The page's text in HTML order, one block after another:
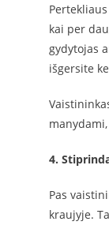
kai per
gydytojas
išgersite
4.
Pas
kraujyje.